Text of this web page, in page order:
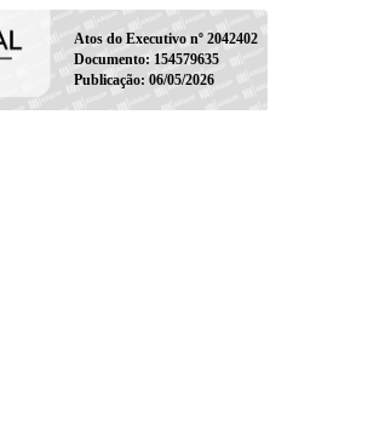
Atos do Executivo nº 2042402
Documento: 154579635
Publicação: 06/05/2026